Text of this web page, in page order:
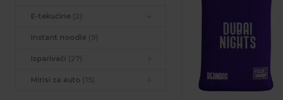
E-tekućine
Instant noodle
Isparivači
Mirisi za auto